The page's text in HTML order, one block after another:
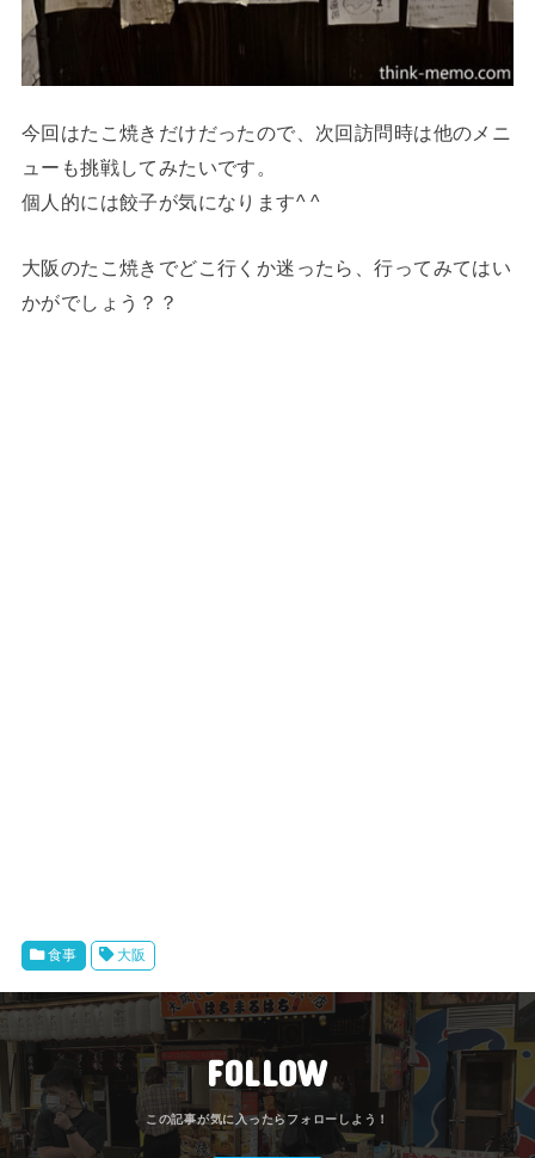
今回はたこ焼きだけだったので、次回訪問時は他のメニ
ューも挑戦してみたいです。
個人的には餃子が気になります^ ^
大阪のたこ焼きでどこ行くか迷ったら、行ってみてはい
かがでしょう？？
食事 大阪
FOLLOW